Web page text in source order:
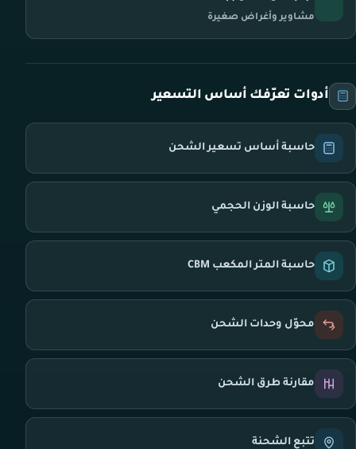
مشاوير وأغراض صغيرة
أدوات تعرّفك أساس التسعير
حاسبة أساس تسعير الشحن
حاسبة الوزن الحجمي
حاسبة المتر المكعب CBM
محوّل وحدات الشحن
مقارنة طرق الشحن
تتبع الشحنة